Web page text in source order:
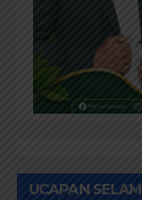
UCAPAN